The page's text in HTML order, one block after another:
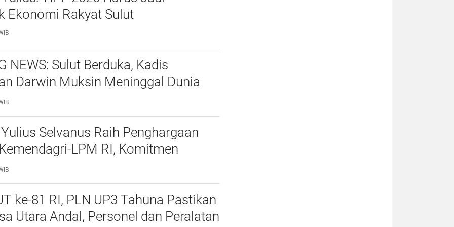
Ekonomi Rakyat Sulut
NEWS: Sulut Berduka, Kadis
Darwin Muksin Meninggal Dunia
TIFF 2026
Selvanus Raih Penghargaan
LPM RI, Komitmen
dari Akar Rumput Diakui
ke-81 RI, PLN UP3 Tahuna Pastikan
Utara Andal, Personel dan Peralatan